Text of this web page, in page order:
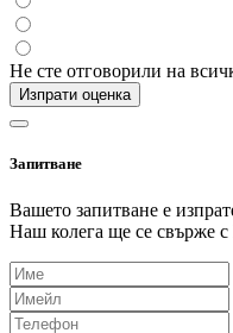
Не сте отговорили на
Изпрати оценка
Запитване
Вашето запитване е
Наш колега ще се свърже